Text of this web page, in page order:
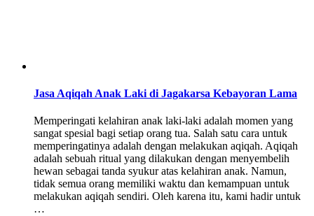
Jasa Aqiqah Anak Laki di Jagakarsa Kebayoran Lama
Memperingati kelahiran anak laki-laki adalah momen yang
sangat spesial bagi setiap orang tua. Salah satu cara untuk
memperingatinya adalah dengan melakukan aqiqah. Aqiqah
adalah sebuah ritual yang dilakukan dengan menyembelih
hewan sebagai tanda syukur atas kelahiran anak. Namun,
tidak semua orang memiliki waktu dan kemampuan untuk
melakukan aqiqah sendiri. Oleh karena itu, kami hadir untuk
…